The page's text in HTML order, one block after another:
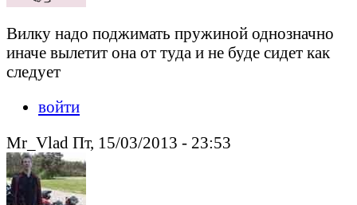
Вилку надо поджимать пружиной однозначно
иначе вылетит она от туда и не буде сидет как
следует
войти
Mr_Vlad Пт, 15/03/2013 - 23:53